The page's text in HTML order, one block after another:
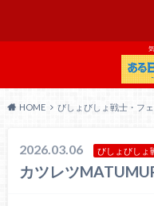
HOME びしょびしょ戦士・フ
2026.03.06 びしょびしょ
カツレツ